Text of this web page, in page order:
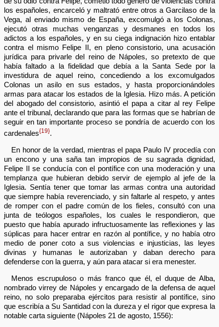
los españoles, encarceló y maltrató entre otros a Garcilaso de la
Vega, al enviado mismo de España, excomulgó a los Colonas,
ejecutó otras muchas venganzas y desmanes en todos los
adictos a los españoles, y en su ciega indignación hizo entablar
contra el mismo Felipe II, en pleno consistorio, una acusación
jurídica para privarle del reino de Nápoles, so pretexto de que
había faltado a la fidelidad que debía a la Santa Sede por la
investidura de aquel reino, concediendo a los excomulgados
Colonas un asilo en sus estados, y hasta proporcionándoles
armas para atacar los estados de la Iglesia. Hizo más. A petición
del abogado del consistorio, asintió el papa a citar al rey Felipe
ante el tribunal, declarando que para las formas que se habrían de
seguir en tan importante proceso se pondría de acuerdo con los
cardenales{19}.
En honor de la verdad, mientras el papa Paulo IV procedía con
un encono y una saña tan impropios de su sagrada dignidad,
Felipe II se conducía con el pontífice con una moderación y una
templanza que hubieran debido servir de ejemplo al jefe de la
Iglesia. Sentía tener que tomar las armas contra una autoridad
que siempre había reverenciado, y sin faltarle al respeto, y antes
de romper con el padre común de los fieles, consultó con una
junta de teólogos españoles, los cuales le respondieron, que
puesto que había apurado infructuosamente las reflexiones y las
súplicas para hacer entrar en razón al pontífice, y no había otro
medio de poner coto a sus violencias e injusticias, las leyes
divinas y humanas le autorizaban y daban derecho para
defenderse con la guerra, y aún para atacar si era menester.
Menos escrupuloso o más franco que él, el duque de Alba,
nombrado virrey de Nápoles y encargado de la defensa de aquel
reino, no solo preparaba ejércitos para resistir al pontífice, sino
que escribía a Su Santidad con la dureza y el rigor que expresa la
notable carta siguiente (Nápoles 21 de agosto, 1556):